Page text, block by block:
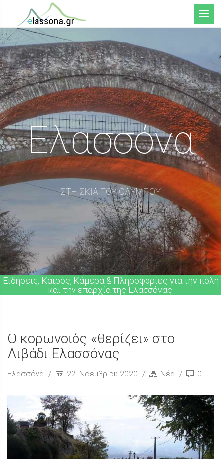
Μενού
Ελασσόνα
ΣΤΗ ΣΚΙΑ ΤΟΥ ΟΛΥΜΠΟΥ
Ειδήσεις, Καιρός, Κάμερα & Πληροφορίες για την πόλη
και την επαρχία της Ελασσόνας.
Ο κορωνοϊός «θερίζει» στο
Λιβάδι Ελασσόνας
Ελασσόνα 22. Νοεμβρίου 2020 Νέα 0